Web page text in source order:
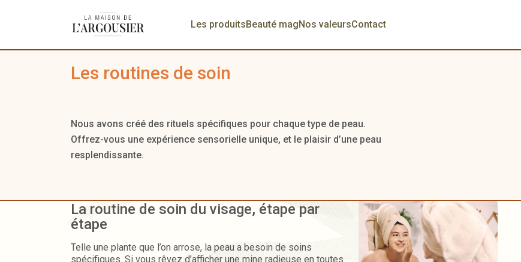
Les produitsBeauté magNos valeursContact
Les routines de soin
Nous avons créé des rituels spécifiques pour chaque type de peau.
Offrez-vous une expérience sensorielle unique, et le plaisir d’une peau
resplendissante.
La routine de soin du visage, étape par
étape
Telle une plante que l’on arrose, la peau a besoin de soins
spécifiques. Si vous rêvez d’afficher une mine radieuse en toutes